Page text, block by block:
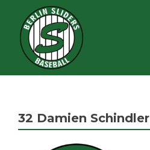
32 Damien Schindler